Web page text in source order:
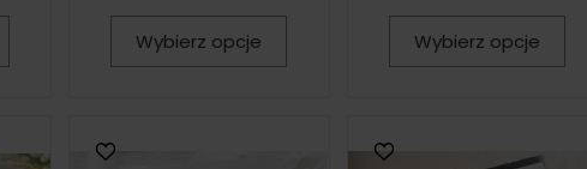
Wybierz opcje Wybierz opcje